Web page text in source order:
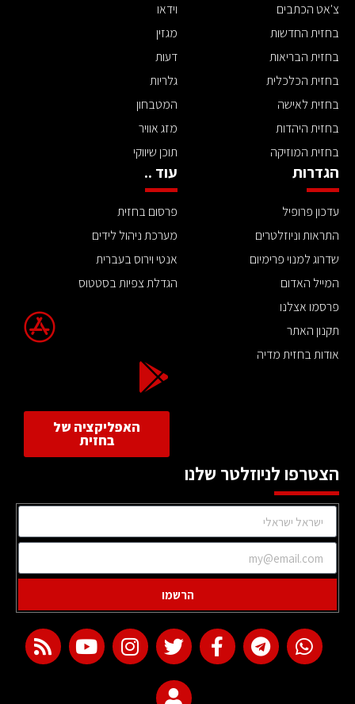
צ'אט הכתבים
בחזית החדשות
בחזית הבריאות
בחזית הכלכלית
בחזית לאישה
בחזית היהדות
בחזית המוזיקה
וידאו
מגזין
דעות
גלריות
המטבחון
מזג אוויר
תוכן שיווקי
הגדרות
עדכון פרופיל
התראות וניוזלטרים
שדרוג למנוי פרימיום
המייל האדום
פרסמו אצלנו
תקנון האתר
אודות בחזית מדיה
עוד ..
פרסום בחזית
מערכת ניהול לידים
אנטי וירוס בעברית
הגדלת צפיות בסטטוס
האפליקציה של
בחזית
הצטרפו לניוזלטר שלנו
הרשמו